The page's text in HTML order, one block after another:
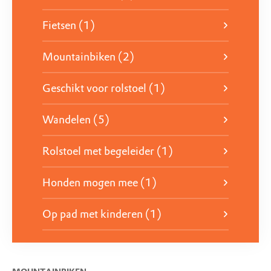
‘Bomenbingo’ online.
Ga naar de Bomenbingo
Fietsen (1)
Mountainbiken (2)
Geschikt voor rolstoel (1)
Wandelen (5)
Rolstoel met begeleider (1)
Honden mogen mee (1)
Op pad met kinderen (1)